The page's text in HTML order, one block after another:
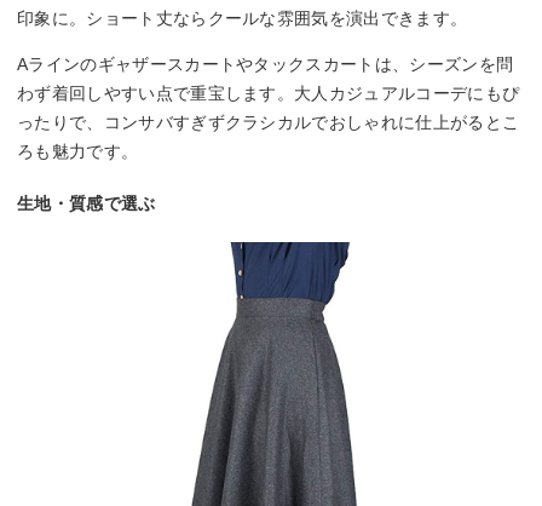
印象に。ショート丈ならクールな雰囲気を演出できます。
Aラインのギャザースカートやタックスカートは、シーズンを問
わず着回しやすい点で重宝します。大人カジュアルコーデにもぴ
ったりで、コンサバすぎずクラシカルでおしゃれに仕上がるとこ
ろも魅力です。
生地・質感で選ぶ